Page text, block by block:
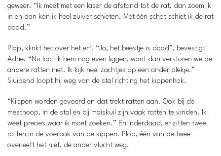
geweer. “Ik meet met een laser de afstand tot de rat, dan zoem ik
in en dan kan ik heel zuiver schieten. Met één schot schiet ik de rat
dood.”
Plop, klinkt het over het erf. “Ja, het beestje is dood”, bevestigt
Adrie. “Nu laat ik hem nog even liggen, want dan verstoren we de
andere ratten niet. Ik kijk heel zachtjes op een ander plekje.”
Sluipend loopt hij weg van de stal richting het kippenhok.
“Kippen worden gevoerd en dat trekt ratten aan. Ook bij de
mesthoop, in de stal en bij maiskuil zijn vaak ratten te vinden. Ik
weet precies waar ik moet zoeken.” En inderdaad, er zitten twee
ratten in de voerbak van de kippen. Plop, één van de twee
overleeft het niet, de ander vlucht weg.